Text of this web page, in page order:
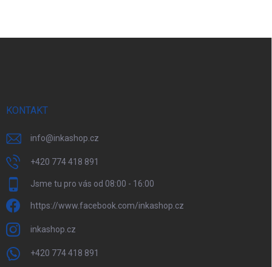
KONTAKT
info@inkashop.cz
+420 774 418 891
Jsme tu pro vás od 08:00 - 16:00
https://www.facebook.com/inkashop.cz
inkashop.cz
+420 774 418 891